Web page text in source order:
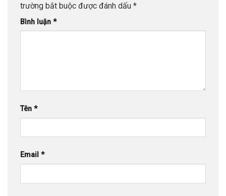
trường bắt buộc được đánh dấu *
Bình luận *
Tên *
Email *